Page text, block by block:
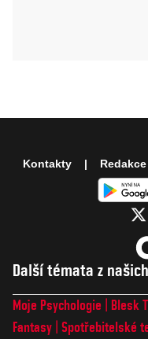
Další témata z
Moje Psychologie Blesk
Fantasy Spotřebitelské
Kontakty Redakce